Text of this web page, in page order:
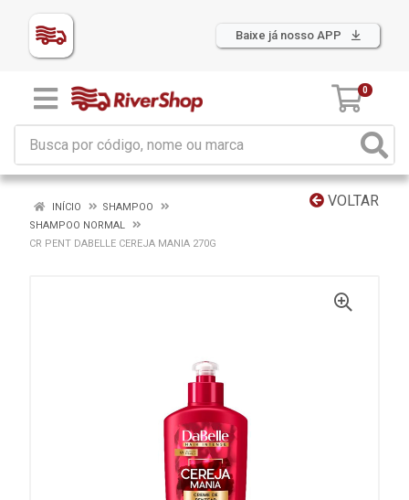
Baixe já nosso APP
0
VOLTAR
INÍCIO
SHAMPOO
SHAMPOO NORMAL
CR PENT DABELLE CEREJA MANIA 270G